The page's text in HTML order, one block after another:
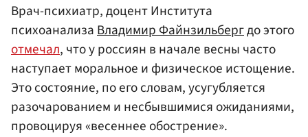
Врач-психиатр, доцент Института
психоанализаВладимир Файнзильбергдо этого
отмечал, что у россиян в начале весны часто
наступает моральное и физическое истощение.
Это состояние, по его словам, усугубляется
разочарованием и несбывшимися ожиданиями,
провоцируя «весеннее обострение».